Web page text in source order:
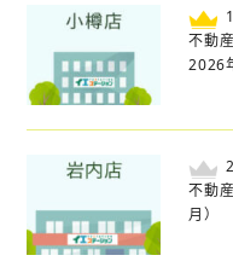
不動
2026
不動
月）